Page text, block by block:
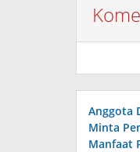
Anggota
Minta
Manfaat